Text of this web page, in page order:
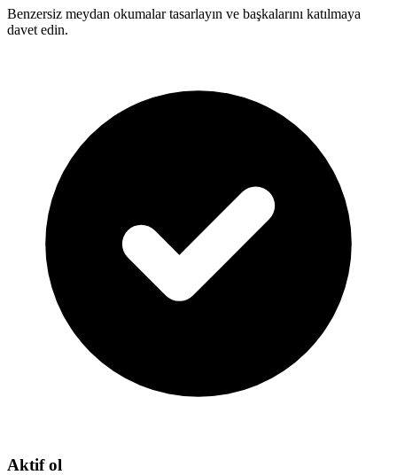
Benzersiz meydan okumalar tasarlayın ve başkalarını katılmaya
davet edin.
Aktif ol